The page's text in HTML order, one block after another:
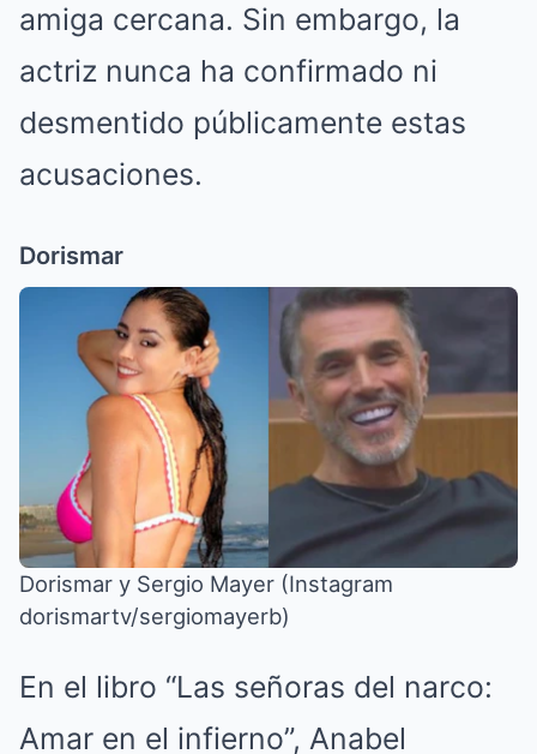
amiga cercana. Sin embargo, la
actriz nunca ha confirmado ni
desmentido públicamente estas
acusaciones.
Dorismar
Dorismar y Sergio Mayer (Instagram
dorismartv/sergiomayerb)
En el libro “Las señoras del narco:
Amar en el infierno”, Anabel